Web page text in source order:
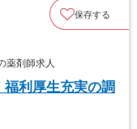
保存する
薬剤師求人
福利厚生充実の調